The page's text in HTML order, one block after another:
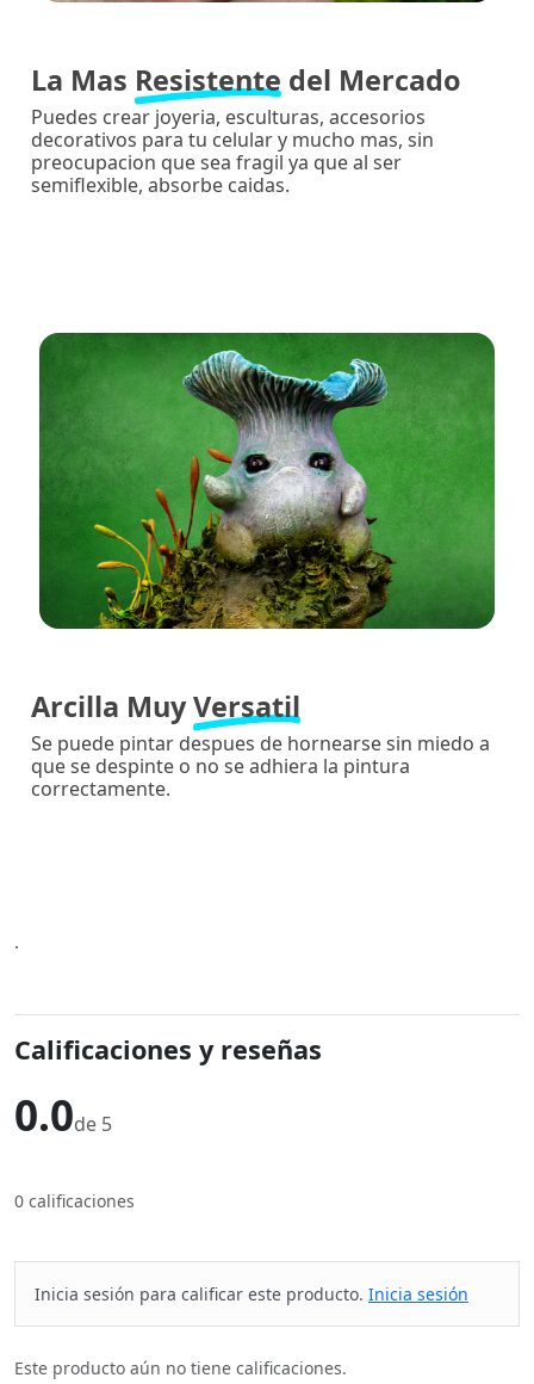
La Mas Resistente del Mercado
Puedes crear joyeria, esculturas, accesorios
decorativos para tu celular y mucho mas, sin
preocupacion que sea fragil ya que al ser
semiflexible, absorbe caidas.
Arcilla MuyVersatil
Se puede pintar despues de hornearse sin miedo a
que se despinte o no se adhiera la pintura
correctamente.
.
Calificaciones y reseñas
0.0de 5
0 calificaciones
Inicia sesión para calificar este producto. Inicia sesión
Este producto aún no tiene calificaciones.